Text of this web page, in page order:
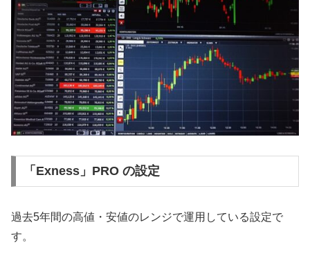
「Exness」PRO の設定
過去5年間の高値・安値のレンジで運用している設定で
す。